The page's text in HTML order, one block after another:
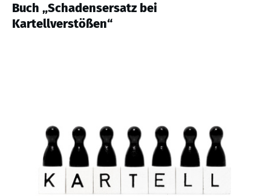
Buch „Schadensersatz bei
Kartellverstößen“